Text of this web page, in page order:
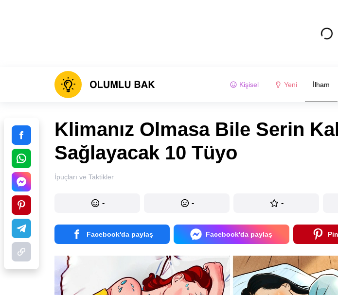
Kişisel Yeni İlham
Klimanız Olmasa Bile Serin
Sağlayacak 10 Tüyo
İpuçları ve Taktikler
- - -
Facebook'da paylaş Facebook'da paylaş